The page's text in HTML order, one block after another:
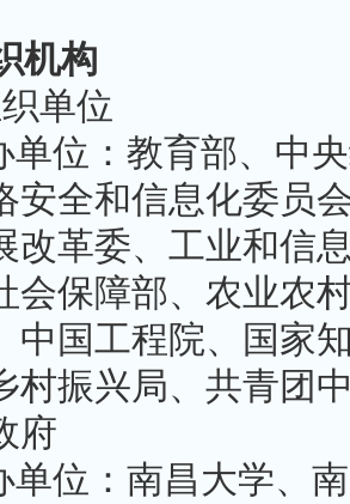
机构
单位
单位：教育部、中
安全和信息化委员
改革委、工业和信
会保障部、农业农
中国工程院、国家
村振兴局、共青团
府
单位：南昌大学、